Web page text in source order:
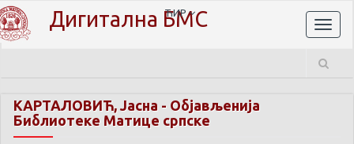
Дигитална БМС
ЋИР
КАРТАЛОВИЋ, Јасна - Објављенија
Библиотеке Матице српске